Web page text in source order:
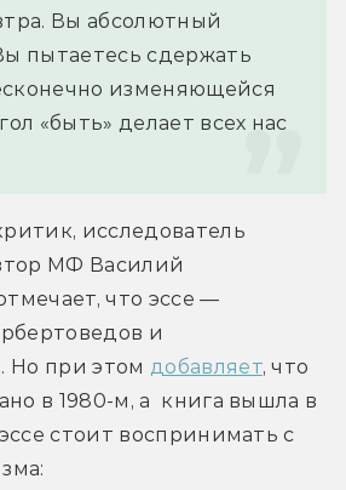
Вы абсолютный
пытаетесь сдержать
изменяющейся
«быть» делает всех нас
исследователь
МФ Василий
что эссе —
и
Но при этом добавляет, что
в 1980-м, а  книга вышла в
стоит воспринимать с